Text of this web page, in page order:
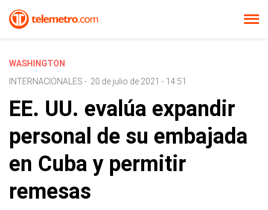
WASHINGTON
INTERNACIONALES - 20 de julio de 2021 - 14:51
EE. UU. evalúa expandir
personal de su embajada
en Cuba y permitir
remesas